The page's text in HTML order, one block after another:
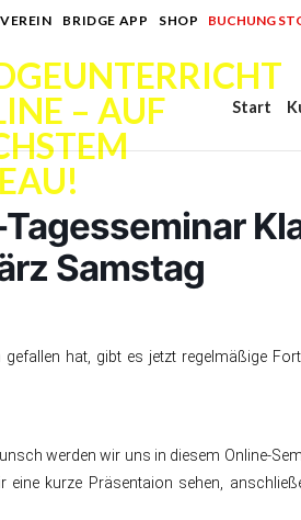
BRIDGE APP SHOP BUCHUNG
Start
Samstag
gefallen hat, gibt es jetzt regelmäßige
werden wir uns in diesem Online-
eine kurze Präsentaion sehen,